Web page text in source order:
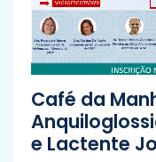
Café da
e Lactente